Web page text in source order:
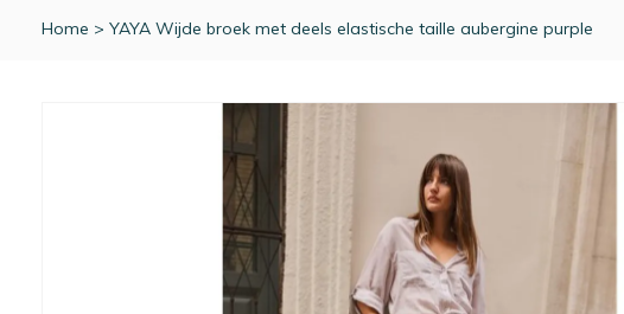
Home > YAYA Wijde broek met deels elastische taille aubergine purple